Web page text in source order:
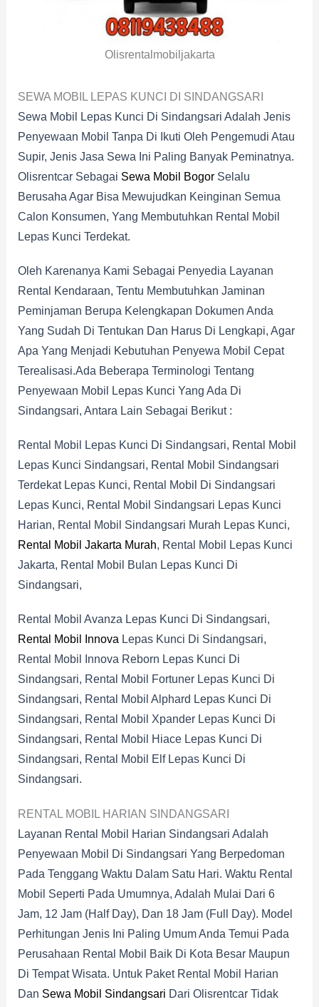
Olisrentalmobiljakarta
SEWA MOBIL LEPAS KUNCI DI SINDANGSARI
Sewa Mobil Lepas Kunci Di Sindangsari Adalah Jenis
Penyewaan Mobil Tanpa Di Ikuti Oleh Pengemudi Atau
Supir, Jenis Jasa Sewa Ini Paling Banyak Peminatnya.
Olisrentcar Sebagai Sewa Mobil BogorSelalu
Berusaha Agar Bisa Mewujudkan Keinginan Semua
Calon Konsumen, Yang Membutuhkan Rental Mobil
Lepas Kunci Terdekat.
Oleh Karenanya Kami Sebagai Penyedia Layanan
Rental Kendaraan, Tentu Membutuhkan Jaminan
Peminjaman Berupa Kelengkapan Dokumen Anda
Yang Sudah Di Tentukan Dan Harus Di Lengkapi, Agar
Apa Yang Menjadi Kebutuhan Penyewa Mobil Cepat
Terealisasi.Ada Beberapa Terminologi Tentang
Penyewaan Mobil Lepas Kunci Yang Ada Di
Sindangsari, Antara Lain Sebagai Berikut :
Rental Mobil Lepas Kunci Di Sindangsari, Rental Mobil
Lepas Kunci Sindangsari, Rental Mobil Sindangsari
Terdekat Lepas Kunci, Rental Mobil Di Sindangsari
Lepas Kunci, Rental Mobil Sindangsari Lepas Kunci
Harian, Rental Mobil Sindangsari Murah Lepas Kunci,
Rental Mobil Jakarta Murah, Rental Mobil Lepas Kunci
Jakarta, Rental Mobil Bulan Lepas Kunci Di
Sindangsari,
Rental Mobil Avanza Lepas Kunci Di Sindangsari,
Rental Mobil Innova Lepas Kunci Di Sindangsari,
Rental Mobil Innova Reborn Lepas Kunci Di
Sindangsari, Rental Mobil Fortuner Lepas Kunci Di
Sindangsari, Rental Mobil Alphard Lepas Kunci Di
Sindangsari, Rental Mobil Xpander Lepas Kunci Di
Sindangsari, Rental Mobil Hiace Lepas Kunci Di
Sindangsari, Rental Mobil Elf Lepas Kunci Di
Sindangsari.
RENTAL MOBIL HARIAN SINDANGSARI
Layanan Rental Mobil Harian Sindangsari Adalah
Penyewaan Mobil Di Sindangsari Yang Berpedoman
Pada Tenggang Waktu Dalam Satu Hari. Waktu Rental
Mobil Seperti Pada Umumnya, Adalah Mulai Dari 6
Jam, 12 Jam (half Day), Dan 18 Jam (full Day). Model
Perhitungan Jenis Ini Paling Umum Anda Temui Pada
Perusahaan Rental Mobil Baik Di Kota Besar Maupun
Di Tempat Wisata. Untuk Paket Rental Mobil Harian
Dan Sewa Mobil Sindangsari Dari Olisrentcar Tidak